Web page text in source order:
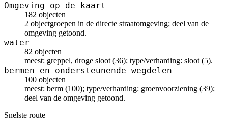
Omgeving op de kaart
182 objecten
2 objectgroepen in de directe straatomgeving; deel van de
omgeving getoond.
water
82 objecten
meest: greppel, droge sloot (36); type/verharding: sloot (5).
bermen en ondersteunende wegdelen
100 objecten
meest: berm (100); type/verharding: groenvoorziening (39);
deel van de omgeving getoond.
Snelste route